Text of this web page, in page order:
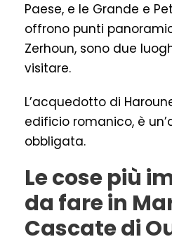
Paese, e le Grande e
offrono punti
Zerhoun, sono due
visitare.
L’acquedotto di
edificio romanico, è
obbligata.
Le cose più
da fare in
Cascate di